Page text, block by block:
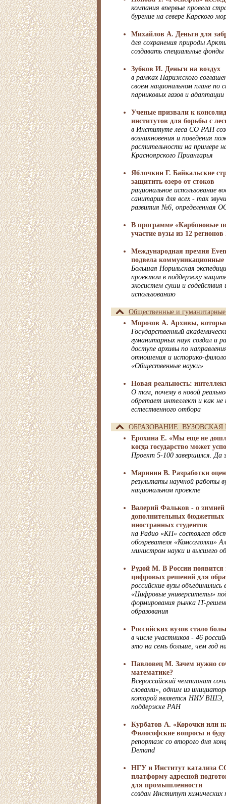
компания впервые провела
бурение на севере Карского
Михайлов А. Деньги для
для сохранения природы
создавать специальные фонды
Зубков И. Деньги на воздух
в рамках Парижского
своем национальном плане по
парниковых газов и
Ученые призвали к
институтов для борьбы с
в Институте леса СО РАН
возникновения и поведения
растительности на примере
Красноярского Приангарья
Яблочкин Г. Байкальские
защитить озеро от стоков
рациональное использование
санитария для всех - так
развития №6, определенная
В программе «Карбоновые
участие вузы из 12 регионов
Международная премия
подвела коммуникационные
Большая Норильская
проектом в поддержку
экосистем суши и содействия
использованию
Общественные и
Морозов А. Архивы,
Государственный
гуманитарных наук создал и
доступе архивы по
отношения и историко-
«Общественные науки»
Новая реальность:
О том, почему в новой
обретает интеллект и как не
естественного отбора
ОБРАЗОВАНИЕ. ВУЗОВСКАЯ
Ерохина Е. «Мы еще не
когда государство может
Проект 5-100 завершился. Да
Маринин В. Разработки
результаты научной работы
национальном проекте
Валерий Фальков - о зимней
дополнительных бюджетных
иностранных студентов
на Радио «КП» состоялся
обозревателя «Комсомолки»
министром науки и высшего
Рудой М. В России появится
цифровых решений для
российские вузы объединились
«Цифровые университеты»
формирования рынка IT-
образования
Российских вузов стало
в числе участников - 46
это на семь больше, чем год
Павловец М. Зачем нужно
математике?
Всероссийский чемпионат
словами», одним из
которой является НИУ ВШЭ,
поддержке РАН
Курбатов А. «Корочки или
Философские вопросы и
репортаж со второго дня
Demand
НГУ и Институт катализа
платформу адресной
для промышленности
создан Институт химических